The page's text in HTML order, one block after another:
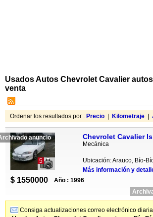
Usados Autos Chevrolet Cavalier
venta
Ordenar los resultados por : Precio Kilometraje
anuncio
5
Chevrolet Cavalier ls
Mecánica
Ubicación: Arauco, Bío-
Más información y
$ 1550000
Año : 1996
Consiga actualizaciones correo electrónico